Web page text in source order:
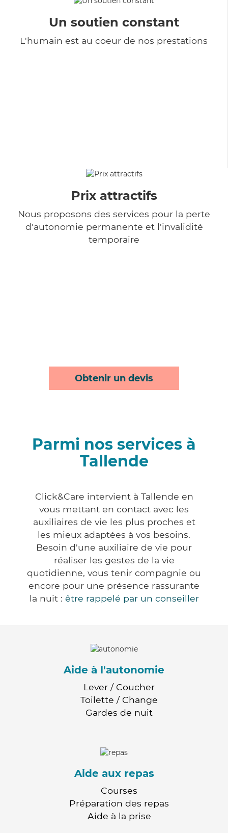
Un soutien constant
L'humain est au coeur de nos prestations
Prix attractifs
Nous proposons des services pour la perte
d'autonomie permanente et l'invalidité
temporaire
Obtenir un devis
Parmi nos services à
Tallende
Click&Care intervient à Tallende en
vous mettant en contact avec les
auxiliaires de vie les plus proches et
les mieux adaptées à vos besoins.
Besoin d'une auxiliaire de vie pour
réaliser les gestes de la vie
quotidienne, vous tenir compagnie ou
encore pour une présence rassurante
la nuit : être rappelé par un conseiller
Aide à l'autonomie
Lever / Coucher
Toilette / Change
Gardes de nuit
Aide aux repas
Courses
Préparation des repas
Aide à la prise